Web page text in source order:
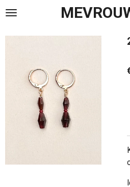
Ga
naar